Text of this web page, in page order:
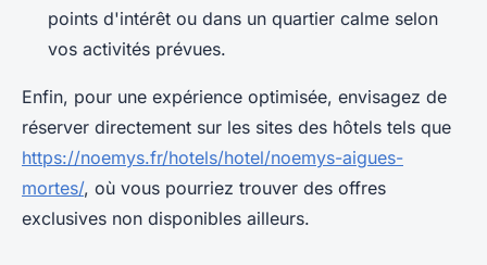
points d'intérêt ou dans un quartier calme selon
vos activités prévues.
Enfin, pour une expérience optimisée, envisagez de
réserver directement sur les sites des hôtels tels que
https://noemys.fr/hotels/hotel/noemys-aigues-
mortes/, où vous pourriez trouver des offres
exclusives non disponibles ailleurs.